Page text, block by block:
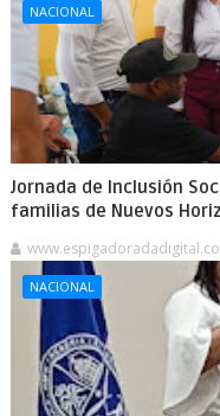
NACIONAL
Jornada de Inclusión
familias de Nuevos
NACIONAL